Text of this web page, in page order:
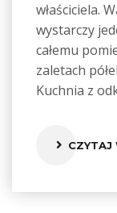
właściciela.
wystarczy
całemu
zaletach
Kuchnia z
CZYTAJ